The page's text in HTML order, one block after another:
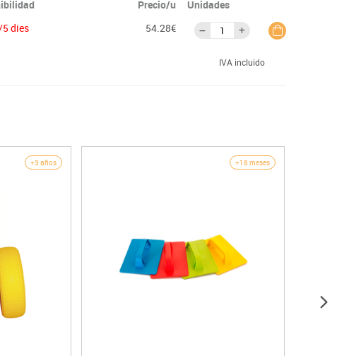
Precio/u
Unidades
dies 54.28€
IVA incluido
+3 años +18 meses